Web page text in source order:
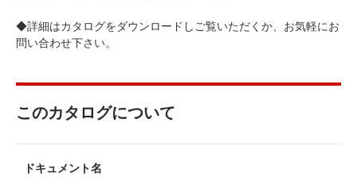
◆詳細はカタログをダウンロードしご覧いただくか、お気軽にお
問い合わせ下さい。
このカタログについて
ドキュメント名